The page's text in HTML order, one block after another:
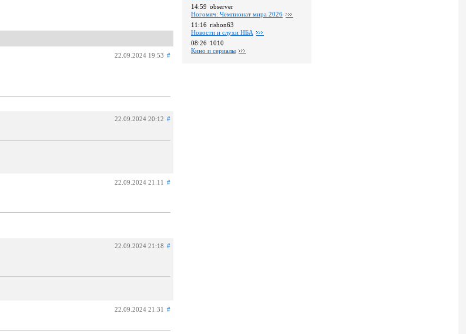
22.09.2024 19:53 #
22.09.2024 20:12 #
22.09.2024 21:11 #
22.09.2024 21:18 #
22.09.2024 21:31 #
14:59 observer
Ногомяч: Чемпионат мира 2026
11:16 rishon63
Новости и слухи НБА
08:26 1010
Кино и сериалы